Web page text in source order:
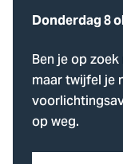
Donderdag 8
Ben je op
maar twijfel je
op weg.